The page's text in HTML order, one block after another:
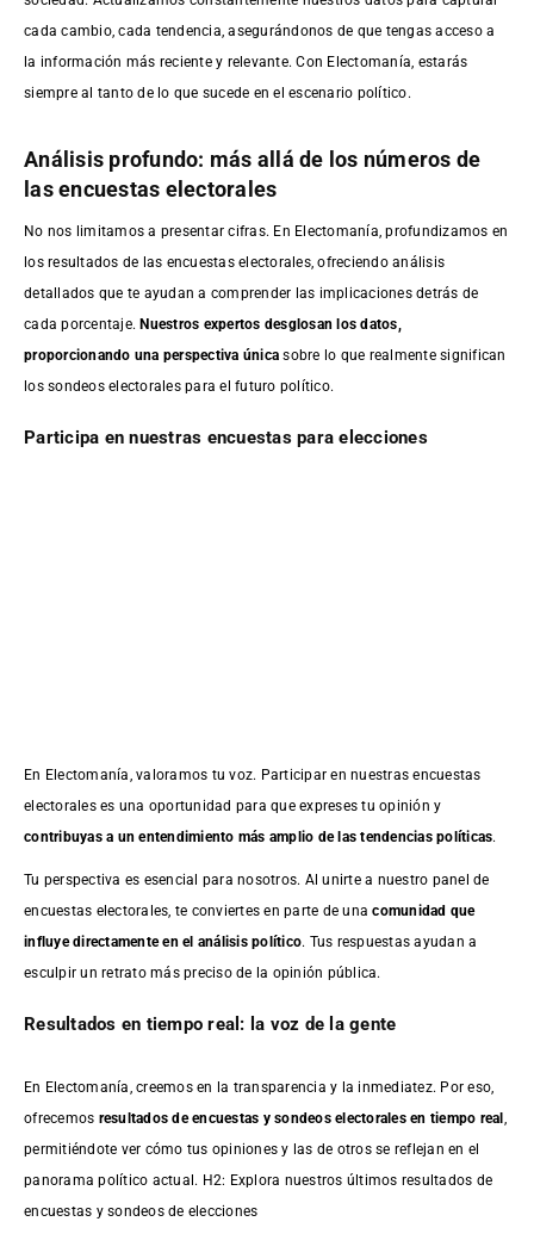
cada cambio, cada tendencia, asegurándonos de que tengas acceso a
la información más reciente y relevante. Con Electomanía, estarás
siempre al tanto de lo que sucede en el escenario político.
Análisis profundo: más allá de los números de
las encuestas electorales
No nos limitamos a presentar cifras. En Electomanía, profundizamos en
los resultados de las encuestas electorales, ofreciendo análisis
detallados que te ayudan a comprender las implicaciones detrás de
cada porcentaje.Nuestros expertos desglosan los datos,
proporcionando una perspectiva única sobre lo que realmente significan
los sondeos electorales para el futuro político.
Participa en nuestras encuestas para elecciones
En Electomanía, valoramos tu voz. Participar en nuestras encuestas
electorales es una oportunidad para que expreses tu opinión y
contribuyas a un entendimiento más amplio de las tendencias políticas.
Tu perspectiva es esencial para nosotros. Al unirte a nuestro panel de
encuestas electorales, te conviertes en parte de unacomunidad que
influye directamente en el análisis político. Tus respuestas ayudan a
esculpir un retrato más preciso de la opinión pública.
Resultados en tiempo real: la voz de la gente
En Electomanía, creemos en la transparencia y la inmediatez. Por eso,
ofrecemos resultados deencuestas y sondeos electorales en tiempo real
permitiéndote ver cómo tus opiniones y las de otros se reflejan en el
panorama político actual. H2: Explora nuestros últimos resultados de
encuestas y sondeos de elecciones